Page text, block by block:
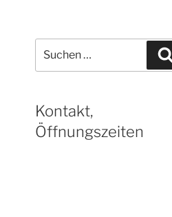
nach:
Kontakt,
Öffnungszeiten